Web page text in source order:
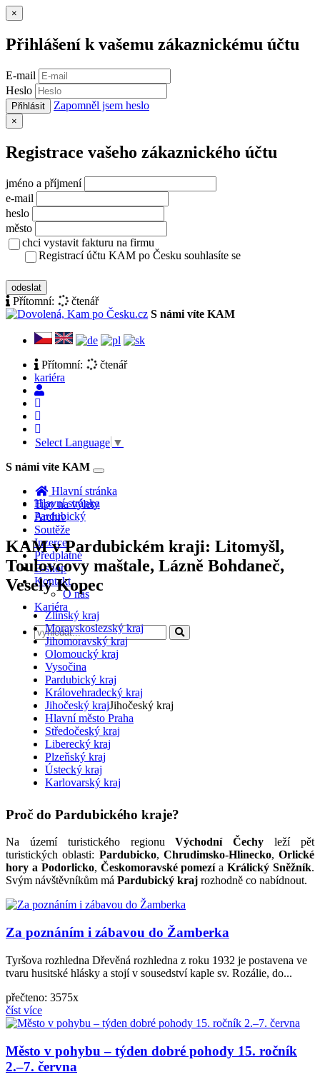
×
Přihlášení k vašemu zákaznickému účtu
E-mail
Heslo
Přihlásit Zapomněl jsem heslo
×
Registrace vašeho zákaznického účtu
jméno a příjmení
e-mail
heslo
město
chci vystavit fakturu na firmu
Registrací účtu KAM po Česku souhlasíte se
odeslat
Přítomní:
čtenář
S námi víte KAM
Přítomní:
čtenář
kariéra
Select Language ▼
S námi víte KAM
Toggle
navigation
Hlavní stránka
Tipy na výlety
Archiv
Soutěže
Inzerce
Předplatné
E-shop
Kontakt
O nás
Kariéra
Hlavní stránka
Pardubický
KAM v Pardubickém kraji: Litomyšl,
Toulovcovy maštale, Lázně Bohdaneč,
Veselý Kopec
Zlínský kraj
Moravskoslezský kraj
Jihomoravský kraj
Olomoucký kraj
Vysočina
Pardubický kraj
Královehradecký kraj
Jihočeský krajJihočeský kraj
Hlavní město Praha
Středočeský kraj
Liberecký kraj
Plzeňský kraj
Ústecký kraj
Karlovarský kraj
Proč do Pardubického kraje?
Na území turistického regionuVýchodní Čechy leží pět
turistických oblasti: Pardubicko, Chrudimsko-Hlinecko, Orlické
hory a Podorlicko, Českomoravské pomezíaKrálický Sněžník.
Svým návštěvníkům má Pardubický kraj rozhodně co nabídnout.
Za poznáním i zábavou do Žamberka
Tyršova rozhledna Dřevěná rozhledna z roku 1932 je postavena ve
tvaru husitské hlásky a stojí v sousedství kaple sv. Rozálie, do...
přečteno: 3575x
číst více
Město v pohybu – týden dobré pohody 15. ročník
2.–7. června